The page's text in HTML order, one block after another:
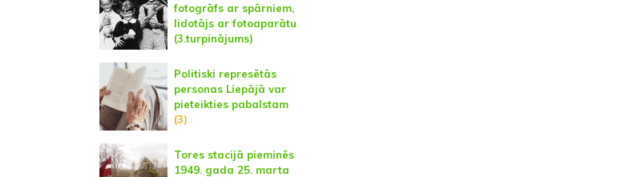
fotogrāfs ar spārniem,
lidotājs ar fotoaparātu
(3.turpinājums)
Politiski represētās
personas Liepājā var
pieteikties pabalstam
(3)
Tores stacijā pieminēs
1949. gada 25. marta